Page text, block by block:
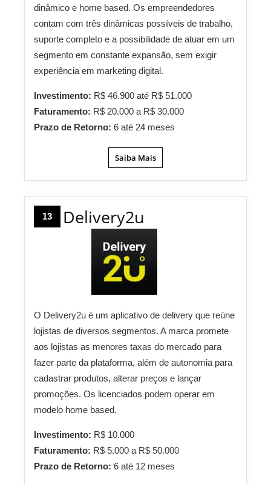
dinâmico e home based. Os empreendedores
contam com três dinâmicas possíveis de trabalho,
suporte completo e a possibilidade de atuar em um
segmento em constante expansão, sem exigir
experiência em marketing digital.
Investimento: R$ 46.900 até R$ 51.000
Faturamento: R$ 20.000 a R$ 30.000
Prazo de Retorno: 6 até 24 meses
Saiba Mais
13 Delivery2u
O Delivery2u é um aplicativo de delivery que reúne
lojistas de diversos segmentos. A marca promete
aos lojistas as menores taxas do mercado para
fazer parte da plataforma, além de autonomia para
cadastrar produtos, alterar preços e lançar
promoções. Os licenciados podem operar em
modelo home based.
Investimento: R$ 10.000
Faturamento: R$ 5.000 a R$ 50.000
Prazo de Retorno: 6 até 12 meses